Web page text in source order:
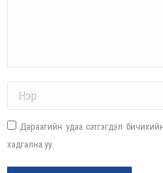
Дараагийн удаа сэтгэгдэл
хадгална уу.